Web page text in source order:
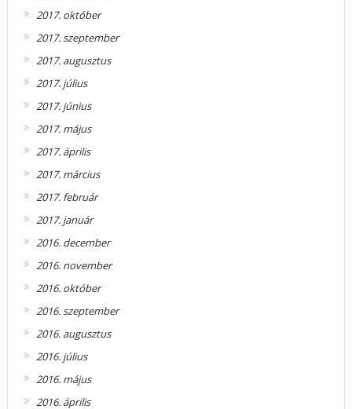
2017. október
2017. szeptember
2017. augusztus
2017. július
2017. június
2017. május
2017. április
2017. március
2017. február
2017. január
2016. december
2016. november
2016. október
2016. szeptember
2016. augusztus
2016. július
2016. május
2016. április